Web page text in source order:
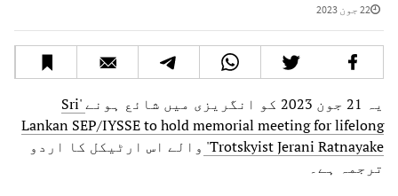
22 جون 2023
یہ 21 جون 2023 کو انگریزی میں شائع ہونے
'Sri
Lankan SEP/IYSSE to hold memorial meeting for lifelong
Trotskyist Jerani Ratnayake' والے اس ارٹیکل کا اردو
ترجمہ ہے۔